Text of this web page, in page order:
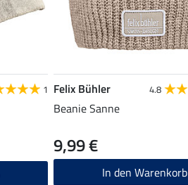
1 Felix Bühler 4.8
Beanie Sanne
9,99 €
In den Warenkorb